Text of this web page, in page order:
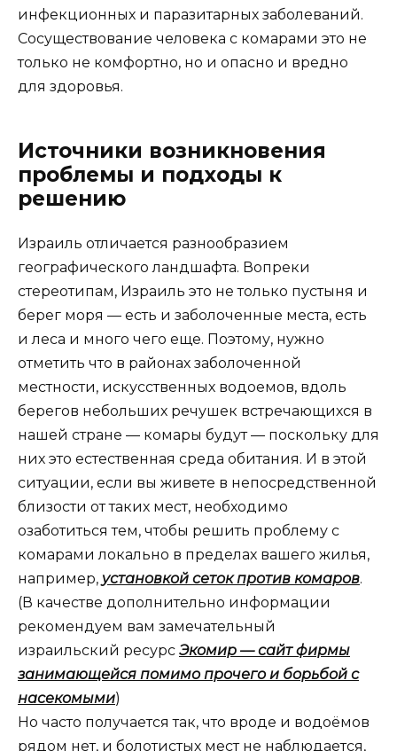
инфекционных и паразитарных заболеваний.
Сосуществование человека с комарами это не
только не комфортно, но и опасно и вредно
для здоровья.
Источники возникновения
проблемы и подходы к
решению
Израиль отличается разнообразием
географического ландшафта. Вопреки
стереотипам, Израиль это не только пустыня и
берег моря — есть и заболоченные места, есть
и леса и много чего еще. Поэтому, нужно
отметить что в районах заболоченной
местности, искусственных водоемов, вдоль
берегов небольших речушек встречающихся в
нашей стране — комары будут — поскольку для
них это естественная среда обитания. И в этой
ситуации, если вы живете в непосредственной
близости от таких мест, необходимо
озаботиться тем, чтобы решить проблему с
комарами локально в пределах вашего жилья,
например, установкой сеток против комаров.
(В качестве дополнительно информации
рекомендуем вам замечательный
израильский ресурс Экомир — сайт фирмы
занимающейся помимо прочего и борьбой с
насекомыми)
Но часто получается так, что вроде и водоёмов
рядом нет, и болотистых мест не наблюдается,